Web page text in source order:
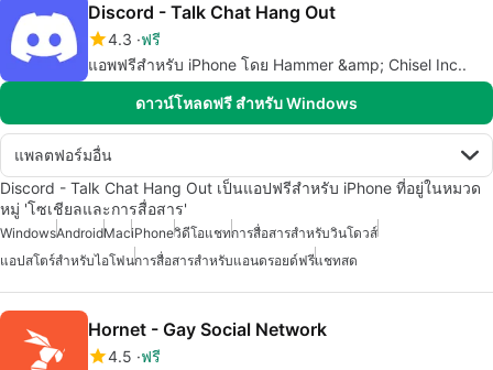
Discord - Talk Chat Hang Out
4.3 ฟรี
แอพฟรีสำหรับ iPhone โดย Hammer &amp; Chisel Inc..
ดาวน์โหลดฟรี สำหรับ Windows
แพลตฟอร์มอื่น
Discord - Talk Chat Hang Out เป็นแอปฟรีสำหรับ iPhone ที่อยู่ในหมวด
หมู่ 'โซเชียลและการสื่อสาร'
WindowsAndroidMaciPhoneวิดีโอแชทการสื่อสารสำหรับวินโดวส์
แอปสโตร์สำหรับไอโฟนการสื่อสารสำหรับแอนดรอยด์ฟรีแชทสด
Hornet - Gay Social Network
4.5 ฟรี